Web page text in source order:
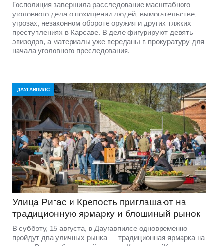
Госполиция завершила расследование масштабного
уголовного дела о похищении людей, вымогательстве,
угрозах, незаконном обороте оружия и других тяжких
преступлениях в Карсаве. В деле фигурируют девять
эпизодов, а материалы уже переданы в прокуратуру для
начала уголовного преследования.
ДАУГАВПИЛС
Улица Ригас и Крепость приглашают на
традиционную ярмарку и блошиный рынок
В субботу, 15 августа, в Даугавпилсе одновременно
пройдут два уличных рынка — традиционная ярмарка на